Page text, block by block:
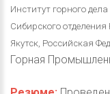
Институт горного
Сибирского
Якутск, Российская
Горная